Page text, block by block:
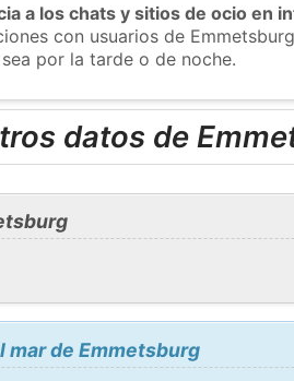
a los chats y sitios de ocio en
con usuarios de
por la tarde o de noche.
datos de
mar de Emmetsburg